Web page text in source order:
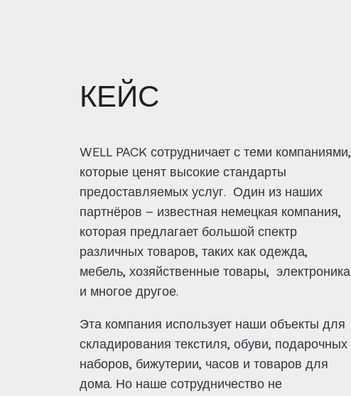
КЕЙС
WELL PACK сотрудничает с теми компаниями,
которые ценят высокие стандарты
предоставляемых услуг. Один из наших
партнёров – известная немецкая компания,
которая предлагает большой спектр
различных товаров, таких как одежда,
мебель, хозяйственные товары, электроника
и многое другое.
Эта компания использует наши объекты для
складирования текстиля, обуви, подарочных
наборов, бижутерии, часов и товаров для
дома. Но наше сотрудничество не